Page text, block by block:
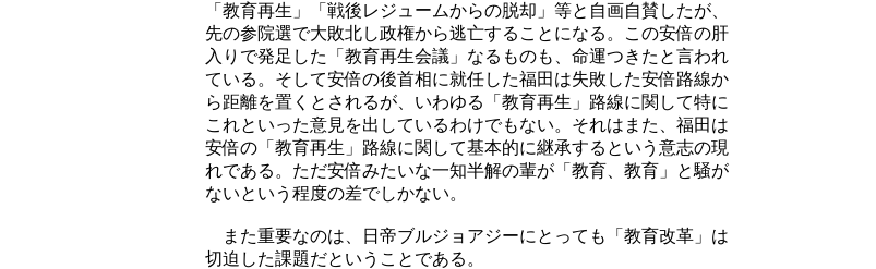
「教育再生」「戦後レジュームからの脱却」等と自画自賛したが、
先の参院選で大敗北し政権から逃亡することになる。この安倍の肝
入りで発足した「教育再生会議」なるものも、命運つきたと言われ
ている。そして安倍の後首相に就任した福田は失敗した安倍路線か
ら距離を置くとされるが、いわゆる「教育再生」路線に関して特に
これといった意見を出しているわけでもない。それはまた、福田は
安倍の「教育再生」路線に関して基本的に継承するという意志の現
れである。ただ安倍みたいな一知半解の輩が「教育、教育」と騒が
ないという程度の差でしかない。
また重要なのは、日帝ブルジョアジーにとっても「教育改革」は
切迫した課題だということである。